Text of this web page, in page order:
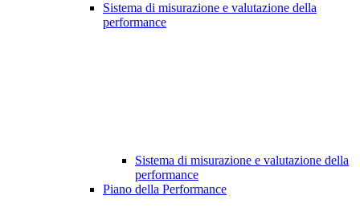
Sistema di misurazione e valutazione della
performance
Sistema di misurazione e valutazione della
performance
Piano della Performance